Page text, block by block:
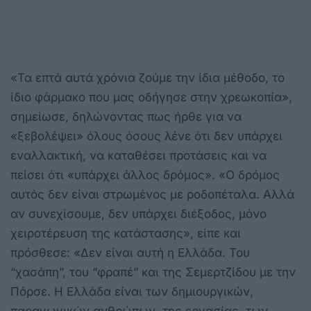
«Τα επτά αυτά χρόνια ζούμε την ίδια μέθοδο, το
ίδιο φάρμακο που μας οδήγησε στην χρεωκοπία»,
σημείωσε, δηλώνοντας πως ήρθε για να
«ξεβολέψει» όλους όσους λένε ότι δεν υπάρχει
εναλλακτική, να καταθέσει προτάσεις και να
πείσει ότι «υπάρχει άλλος δρόμος». «Ο δρόμος
αυτός δεν είναι στρωμένος με ροδοπέταλα. Αλλά
αν συνεχίσουμε, δεν υπάρχει διέξοδος, μόνο
χειροτέρευση της κατάστασης», είπε και
πρόσθεσε: «Δεν είναι αυτή η Ελλάδα. Του
“χασάπη”, του “φραπέ” και της Σεμερτζίδου με την
Πόρσε. Η Ελλάδα είναι των δημιουργικών,